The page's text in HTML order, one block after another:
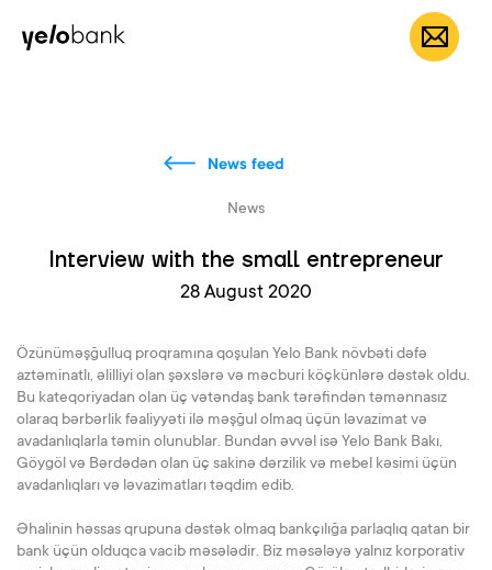
Individuals EN
News feed
News
Interview with the small entrepreneur
28 August 2020
Özünüməşğulluq proqramına qoşulan Yelo Bank növbəti dəfə
aztəminatlı, əlilliyi olan şəxslərə və məcburi köçkünlərə dəstək oldu.
Bu kateqoriyadan olan üç vətəndaş bank tərəfindən təmənnasız
olaraq bərbərlik fəaliyyəti ilə məşğul olmaq üçün ləvazimat və
avadanlıqlarla təmin olunublar. Bundan əvvəl isə Yelo Bank Bakı,
Göygöl və Bərdədən olan üç sakinə dərzilik və mebel kəsimi üçün
avadanlıqları və ləvazimatları təqdim edib.
Əhalinin həssas qrupuna dəstək olmaq bankçılığa parlaqlıq qatan bir
bank üçün olduqca vacib məsələdir. Biz məsələyə yalnız korporativ